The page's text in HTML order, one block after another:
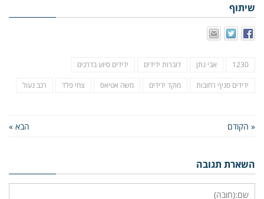
שיתוף
1230 אבי נתן דוברות ידידים ידידים סיוע בדרכים
ידידים סניף רחובות מוקד ידידים משה אטיאס צחי פלד רכב נעול
« הקודם הבא »
השארת תגובה